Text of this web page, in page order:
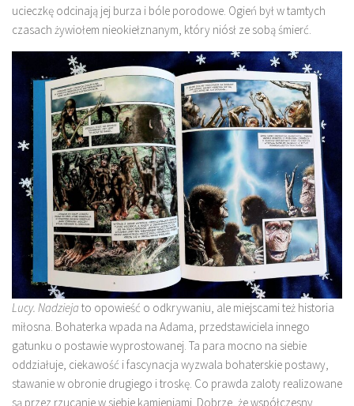
ucieczkę odcinają jej burza i bóle porodowe. Ogień był w tamtych
czasach żywiołem nieokiełznanym, który niósł ze sobą śmierć.
Lucy. Nadziejato opowieść o odkrywaniu, ale miejscami też historia
miłosna. Bohaterka wpada na Adama, przedstawiciela innego
gatunku o postawie wyprostowanej. Ta para mocno na siebie
oddziałuje, ciekawość i fascynacja wyzwala bohaterskie postawy,
stawanie w obronie drugiego i troskę. Co prawda zaloty realizowane
są przez rzucanie w siebie kamieniami. Dobrze, że współczesny